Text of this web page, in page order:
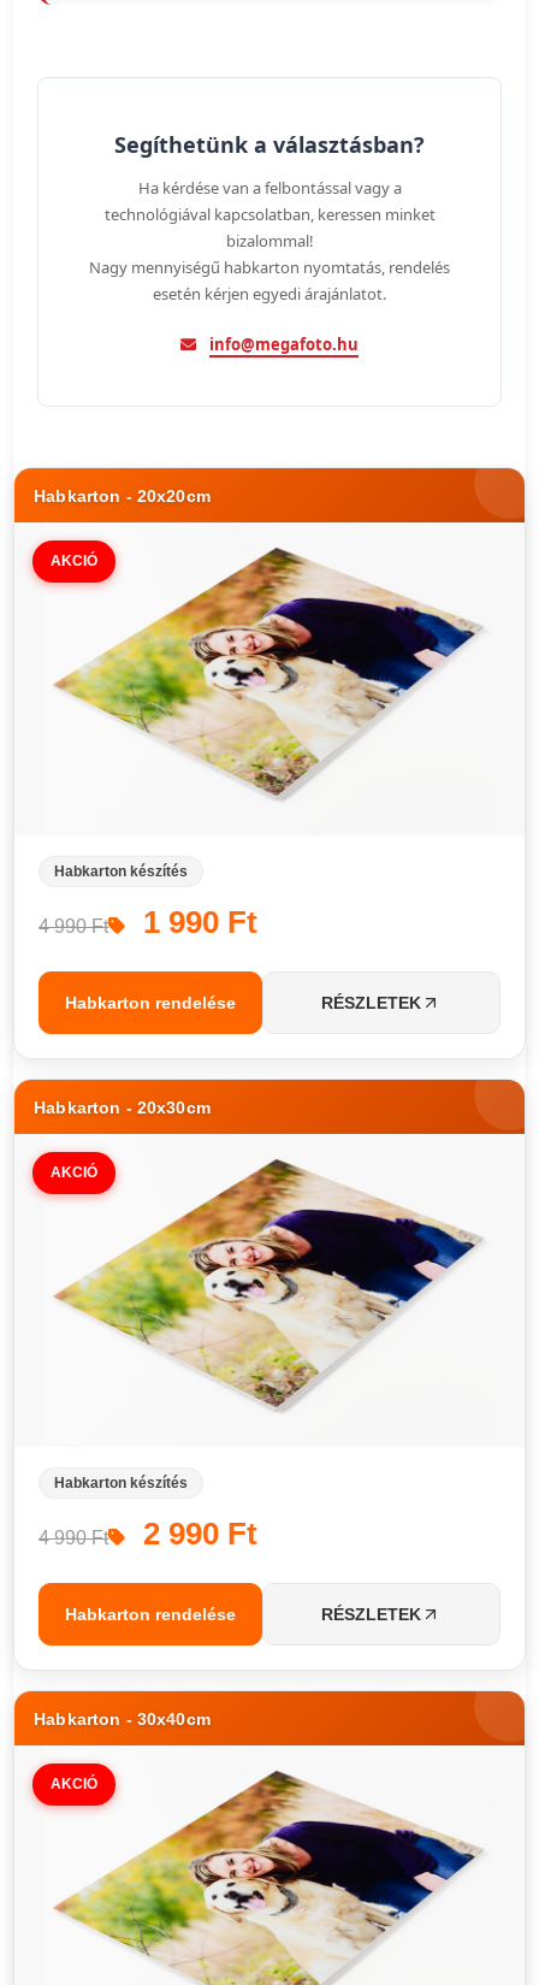
Segíthetünk a választásban?
Ha kérdése van a felbontással vagy a
technológiával kapcsolatban, keressen minket
bizalommal!
Nagy mennyiségű habkarton nyomtatás, rendelés
esetén kérjen egyedi árajánlatot.
info@megafoto.hu
Habkarton - 20x20cm
AKCIÓ
Habkarton készítés
4 990 Ft 1 990 Ft
Habkarton rendelése RÉSZLETEK
Habkarton - 20x30cm
AKCIÓ
Habkarton készítés
4 990 Ft 2 990 Ft
Habkarton rendelése RÉSZLETEK
Habkarton - 30x40cm
AKCIÓ